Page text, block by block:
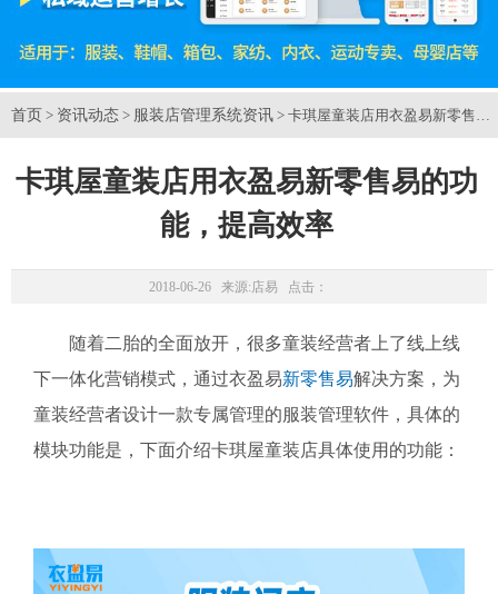
首页 > 资讯动态 > 服装店管理系统资讯 > 卡琪屋童装店用衣盈易新零售易
卡琪屋童装店用衣盈易新零售易的功
能，提高效率
2018-06-26 来源:店易 点击：
随着二胎的全面放开，很多童装经营者上了线上线
下一体化营销模式，通过衣盈易新零售易解决方案，为
童装经营者设计一款专属管理的服装管理软件，具体的
模块功能是，下面介绍卡琪屋童装店具体使用的功能：